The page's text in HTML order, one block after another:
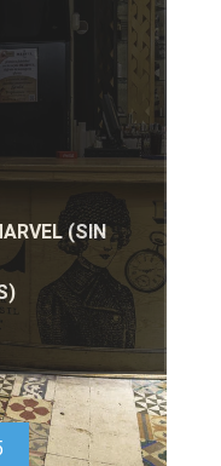
(SIN